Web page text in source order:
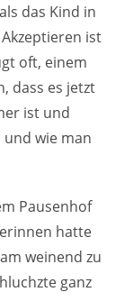
das Kind in
ist
oft, einem
dass es jetzt
ist und
und wie man
Pausenhof
hatte
weinend zu
ganz